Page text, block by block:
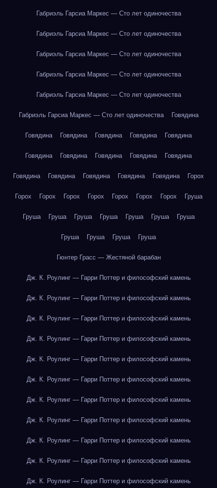
Габриэль Гарсиа Маркес — Сто лет одиночества
Габриэль Гарсиа Маркес — Сто лет одиночества
Габриэль Гарсиа Маркес — Сто лет одиночества
Габриэль Гарсиа Маркес — Сто лет одиночества
Габриэль Гарсиа Маркес — Сто лет одиночества
Габриэль Гарсиа Маркес — Сто лет одиночества Говядина
Говядина Говядина Говядина Говядина Говядина
Говядина Говядина Говядина Говядина Говядина
Говядина Говядина Говядина Говядина Говядина Горох
Горох Горох Горох Горох Горох Горох Горох Груша
Груша Груша Груша Груша Груша Груша Груша
Груша Груша Груша Груша
Гюнтер Грасс — Жестяной барабан
Дж. К. Роулинг — Гарри Поттер и философский камень
Дж. К. Роулинг — Гарри Поттер и философский камень
Дж. К. Роулинг — Гарри Поттер и философский камень
Дж. К. Роулинг — Гарри Поттер и философский камень
Дж. К. Роулинг — Гарри Поттер и философский камень
Дж. К. Роулинг — Гарри Поттер и философский камень
Дж. К. Роулинг — Гарри Поттер и философский камень
Дж. К. Роулинг — Гарри Поттер и философский камень
Дж. К. Роулинг — Гарри Поттер и философский камень
Дж. К. Роулинг — Гарри Поттер и философский камень
Дж. К. Роулинг — Гарри Поттер и философский камень